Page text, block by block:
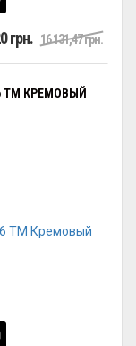
грн. 16 131,47 грн.
TM КРЕМОВЫЙ